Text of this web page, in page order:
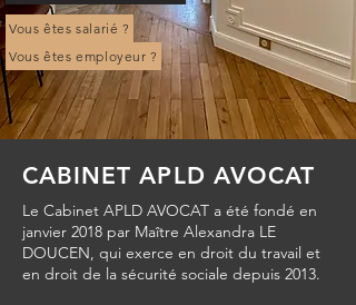
Vous êtes salarié ?
Vous êtes employeur ?
CABINET APLD AVOCAT
Le Cabinet APLD AVOCAT a été fondé en
janvier 2018 par Maître Alexandra LE
DOUCEN, qui exerce en droit du travail et
en droit de la sécurité sociale depuis 2013.